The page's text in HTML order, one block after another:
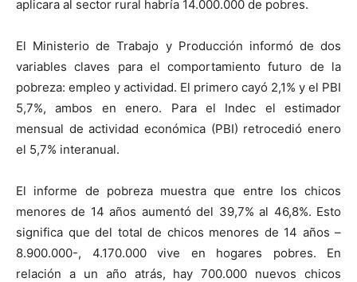
aplicara al sector rural habría 14.000.000 de pobres.
El Ministerio de Trabajo y Producción informó de dos
variables claves para el comportamiento futuro de la
pobreza: empleo y actividad. El primero cayó 2,1% y el PBI
5,7%, ambos en enero. Para el Indec el estimador
mensual de actividad económica (PBI) retrocedió enero
el 5,7% interanual.
El informe de pobreza muestra que entre los chicos
menores de 14 años aumentó del 39,7% al 46,8%. Esto
significa que del total de chicos menores de 14 años –
8.900.000-, 4.170.000 vive en hogares pobres. En
relación a un año atrás, hay 700.000 nuevos chicos